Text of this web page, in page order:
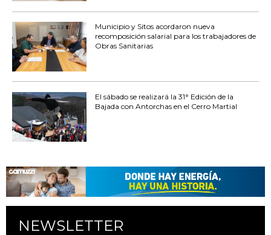
Municipio y Sitos acordaron nueva
recomposición salarial para los trabajadores de
Obras Sanitarias
El sábado se realizará la 31° Edición de la
Bajada con Antorchas en el Cerro Martial
NEWSLETTER